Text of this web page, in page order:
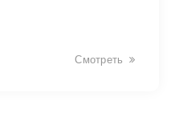
Смотреть